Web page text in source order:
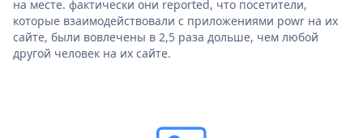
на месте. фактически они reported, что посетители,
которые взаимодействовали с приложениями powr на их
сайте, были вовлечены в 2,5 раза дольше, чем любой
другой человек на их сайте.